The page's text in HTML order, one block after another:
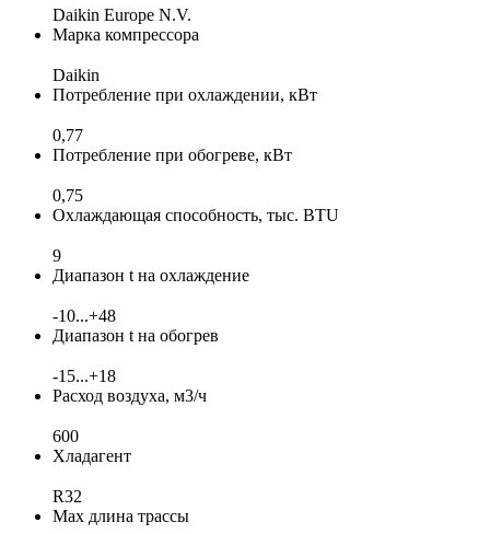
Daikin Europe N.V.
Марка компрессора
Daikin
Потребление при охлаждении, кВт
0,77
Потребление при обогреве, кВт
0,75
Охлаждающая способность, тыс. BTU
9
Диапазон t на охлаждение
-10...+48
Диапазон t на обогрев
-15...+18
Расход воздуха, м3/ч
600
Хладагент
R32
Max длина трассы